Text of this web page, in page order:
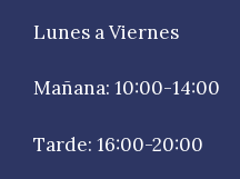
Lunes a Viernes
Mañana: 10:00-14:00
Tarde: 16:00-20:00